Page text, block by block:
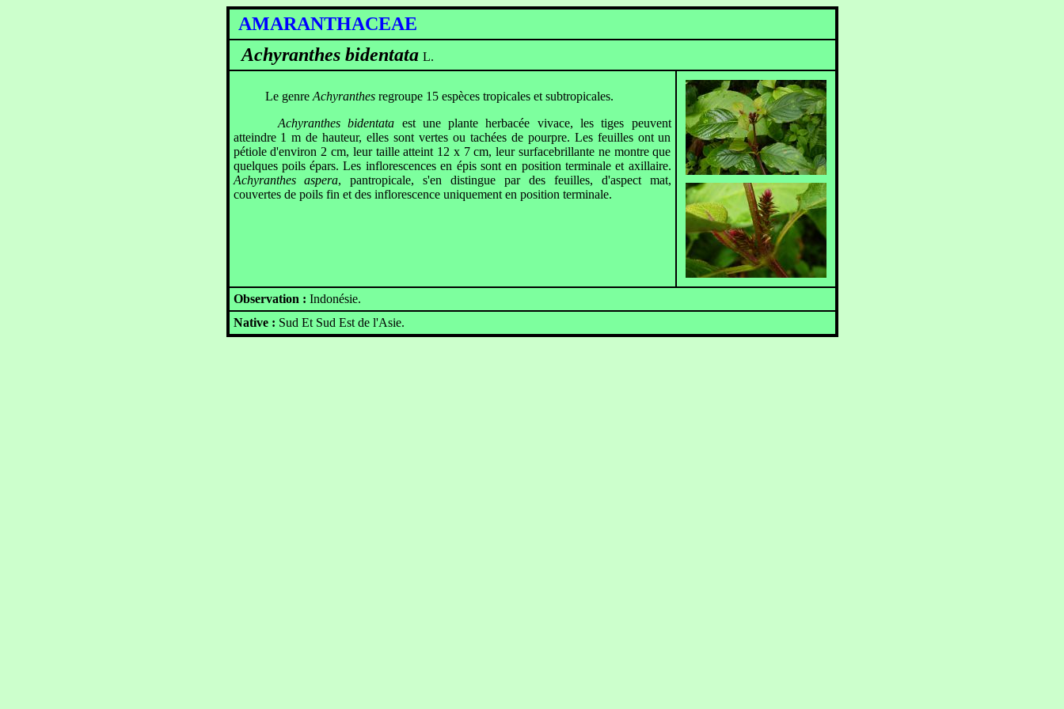
AMARANTHACEAE
Achyranthes bidentata L.
Le genre Achyranthesregroupe 15 espèces tropicales et subtropicales.
Achyranthes bidentata est une plante herbacée vivace, les tiges peuvent
atteindre 1 m de hauteur, elles sont vertes ou tachées de pourpre. Les feuilles ont un
pétiole d'environ 2 cm, leur taille atteint 12 x 7 cm, leur surfacebrillante ne montre que
quelques poils épars. Les inflorescences en épis sont en position terminale et axillaire.
Achyranthes aspera, pantropicale, s'en distingue par des feuilles, d'aspect mat,
couvertes de poils fin et des inflorescence uniquement en position terminale.
Observation : Indonésie.
Native : Sud Et Sud Est de l'Asie.